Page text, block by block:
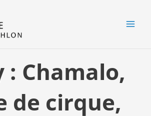
: Chamalo,
de cirque,